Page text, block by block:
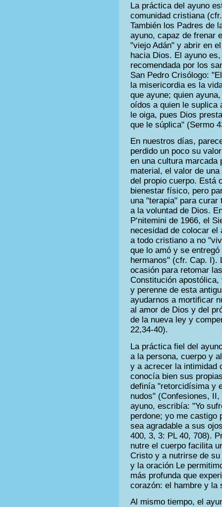
La práctica del ayuno
comunidad cristiana
También los Padres de
ayuno, capaz de frenar
"viejo Adán" y abrir en
hacia Dios. El ayuno
recomendada por los
San Pedro Crisólogo:
la misericordia es la
que ayune; quien
oídos a quien le suplica
le oiga, pues Dios
que le súplica" (Sermo
En nuestros días,
perdido un poco su
en una cultura marcada
material, el valor de
del propio cuerpo. Está
bienestar físico, pero
una "terapia" para
a la voluntad de Dios.
P‘nitemini de 1966, el
necesidad de colocar el
a todo cristiano a no
que lo amó y se
hermanos" (cfr. Cap. I).
ocasión para retomar
Constitución
y perenne de esta
ayudarnos a mortificar
al amor de Dios y del
de la nueva ley y
22,34-40).
La práctica fiel del
a la persona, cuerpo y
y a acrecer la intimidad
conocía bien sus
definía "retorcidísima y
nudos" (Confesiones,
ayuno, escribía: "Yo
perdone; yo me castigo
sea agradable a sus
400, 3, 3: PL 40, 708).
nutre el cuerpo facilita
Cristo y a nutrirse de
y la oración Le
más profunda que
corazón: el hambre y la
Al mismo tiempo, el